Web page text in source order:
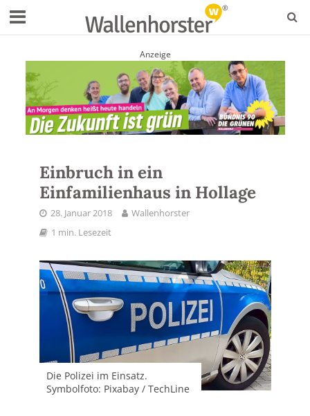
Anzeige
Einbruch in ein
Einfamilienhaus in Hollage
28. Januar 2018
Wallenhorster
1 min. Lesezeit
Die Polizei im Einsatz.
Symbolfoto: Pixabay / TechLine